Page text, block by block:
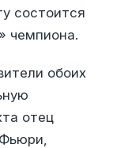
состоится
чемпиона.
обоих
отец